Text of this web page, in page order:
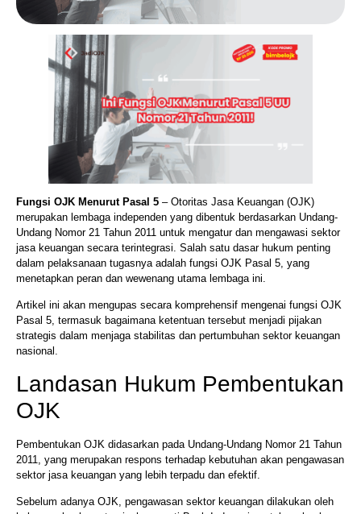
Fungsi OJK Menurut Pasal 5 – Otoritas Jasa Keuangan (OJK)
merupakan lembaga independen yang dibentuk berdasarkan Undang-
Undang Nomor 21 Tahun 2011 untuk mengatur dan mengawasi sektor
jasa keuangan secara terintegrasi. Salah satu dasar hukum penting
dalam pelaksanaan tugasnya adalah fungsi OJK Pasal 5, yang
menetapkan peran dan wewenang utama lembaga ini.
Artikel ini akan mengupas secara komprehensif mengenai fungsi OJK
Pasal 5, termasuk bagaimana ketentuan tersebut menjadi pijakan
strategis dalam menjaga stabilitas dan pertumbuhan sektor keuangan
nasional.
Landasan Hukum Pembentukan
OJK
Pembentukan OJK didasarkan pada Undang-Undang Nomor 21 Tahun
2011, yang merupakan respons terhadap kebutuhan akan pengawasan
sektor jasa keuangan yang lebih terpadu dan efektif.
Sebelum adanya OJK, pengawasan sektor keuangan dilakukan oleh